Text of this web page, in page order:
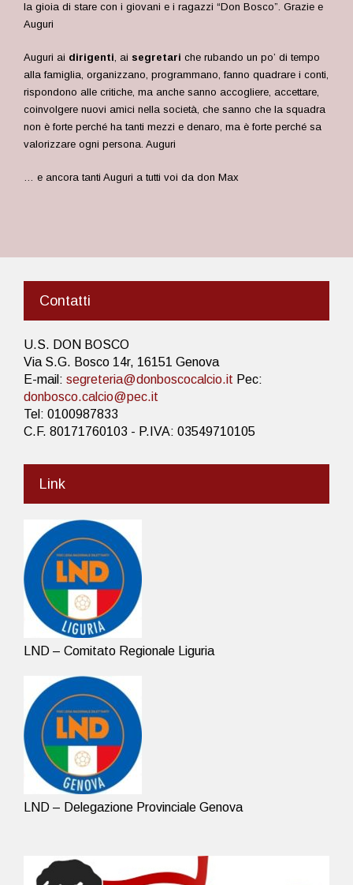
la gioia di stare con i giovani e i ragazzi “Don Bosco”. Grazie e
Auguri
Auguri ai dirigenti, ai segretari che rubando un po’ di tempo
alla famiglia, organizzano, programmano, fanno quadrare i conti,
rispondono alle critiche, ma anche sanno accogliere, accettare,
coinvolgere nuovi amici nella società, che sanno che la squadra
non è forte perché ha tanti mezzi e denaro, ma è forte perché sa
valorizzare ogni persona. Auguri
… e ancora tanti Auguri a tutti voi da don Max
Contatti
U.S. DON BOSCO
Via S.G. Bosco 14r, 16151 Genova
E-mail: segreteria@donboscocalcio.it Pec:
donbosco.calcio@pec.it
Tel: 0100987833
C.F. 80171760103 - P.IVA: 03549710105
Link
LND – Comitato Regionale Liguria
LND – Delegazione Provinciale Genova